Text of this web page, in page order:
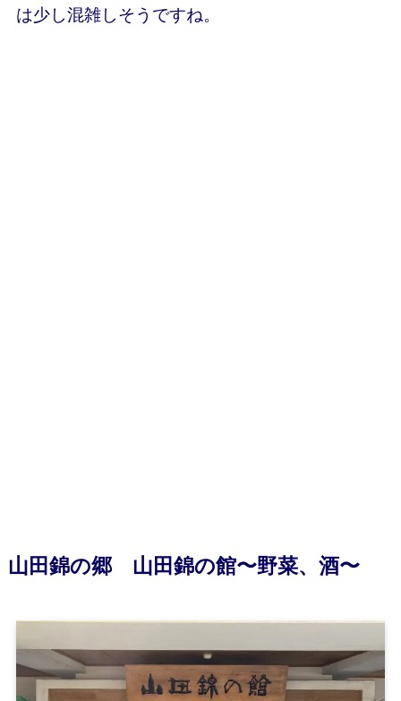
は少し混雑しそうですね。
山田錦の郷 山田錦の館〜野菜、酒〜